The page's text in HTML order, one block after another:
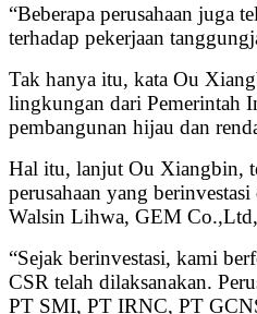
“Beberapa perusahaan juga
terhadap pekerjaan
Tak hanya itu, kata Ou
lingkungan dari Pemerintah
pembangunan hijau dan
Hal itu, lanjut Ou Xiangbin,
perusahaan yang
Walsin Lihwa, GEM
“Sejak berinvestasi, kami
CSR telah dilaksanakan.
PT SMI, PT IRNC, PT